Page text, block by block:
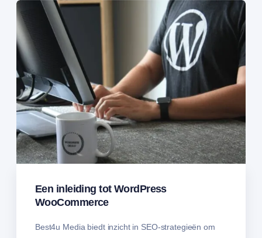
Een inleiding tot WordPress
WooCommerce
Best4u Media biedt inzicht in SEO-strategieën om